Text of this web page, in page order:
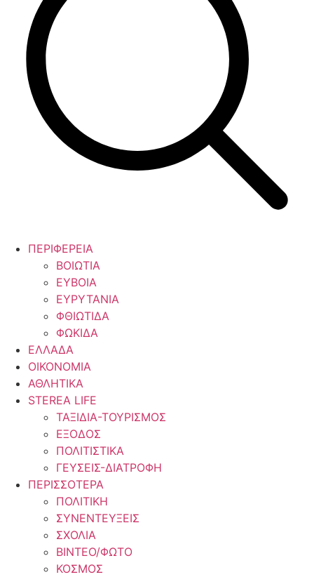
ΠΕΡΙΦΕΡΕΙΑ
ΒΟΙΩΤΙΑ
ΕΥΒΟΙΑ
ΕΥΡΥΤΑΝΙΑ
ΦΘΙΩΤΙΔΑ
ΦΩΚΙΔΑ
ΕΛΛΑΔΑ
ΟΙΚΟΝΟΜΙΑ
ΑΘΛΗΤΙΚΑ
STEREA LIFE
ΤΑΞΙΔΙΑ-ΤΟΥΡΙΣΜΟΣ
ΕΞΟΔΟΣ
ΠΟΛΙΤΙΣΤΙΚΑ
ΓΕΥΣΕΙΣ-ΔΙΑΤΡΟΦΗ
ΠΕΡΙΣΣΟΤΕΡΑ
ΠΟΛΙΤΙΚΗ
ΣΥΝΕΝΤΕΥΞΕΙΣ
ΣΧΟΛΙΑ
ΒΙΝΤΕΟ/ΦΩΤΟ
ΚΟΣΜΟΣ